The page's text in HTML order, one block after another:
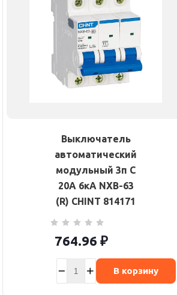
Выключатель
автоматический
модульный 3п C
20А 6кА NXB-63
(R) CHINT 814171
764.96 ₽
В корзину